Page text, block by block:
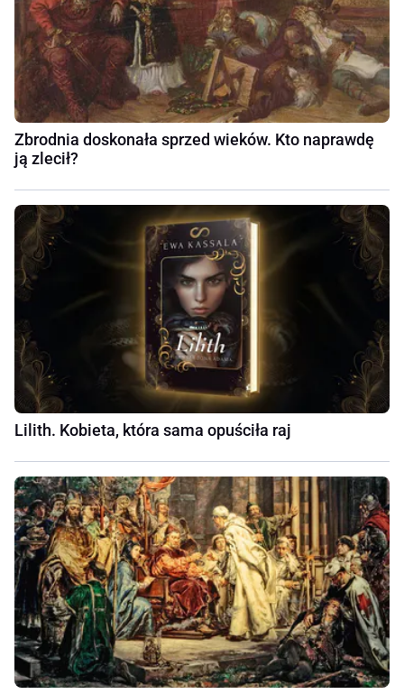
Zbrodnia doskonała sprzed wieków. Kto naprawdę
ją zlecił?
Lilith. Kobieta, która sama opuściła raj